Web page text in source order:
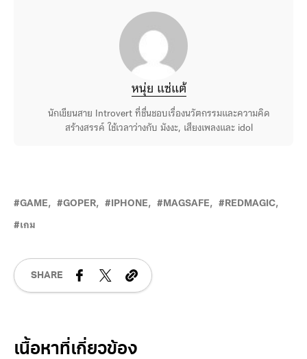
หนุ่ย แซ่แต้
นักเขียนสาย Introvert ที่ชื่นชอบเรื่องนวัตกรรมและความคิด
สร้างสรรค์ ใช้เวลาว่างกับ มังงะ, เสียงเพลงและ idol
GAME GOPER IPHONE MAGSAFE REDMAGIC
เกม
SHARE
Related Posts